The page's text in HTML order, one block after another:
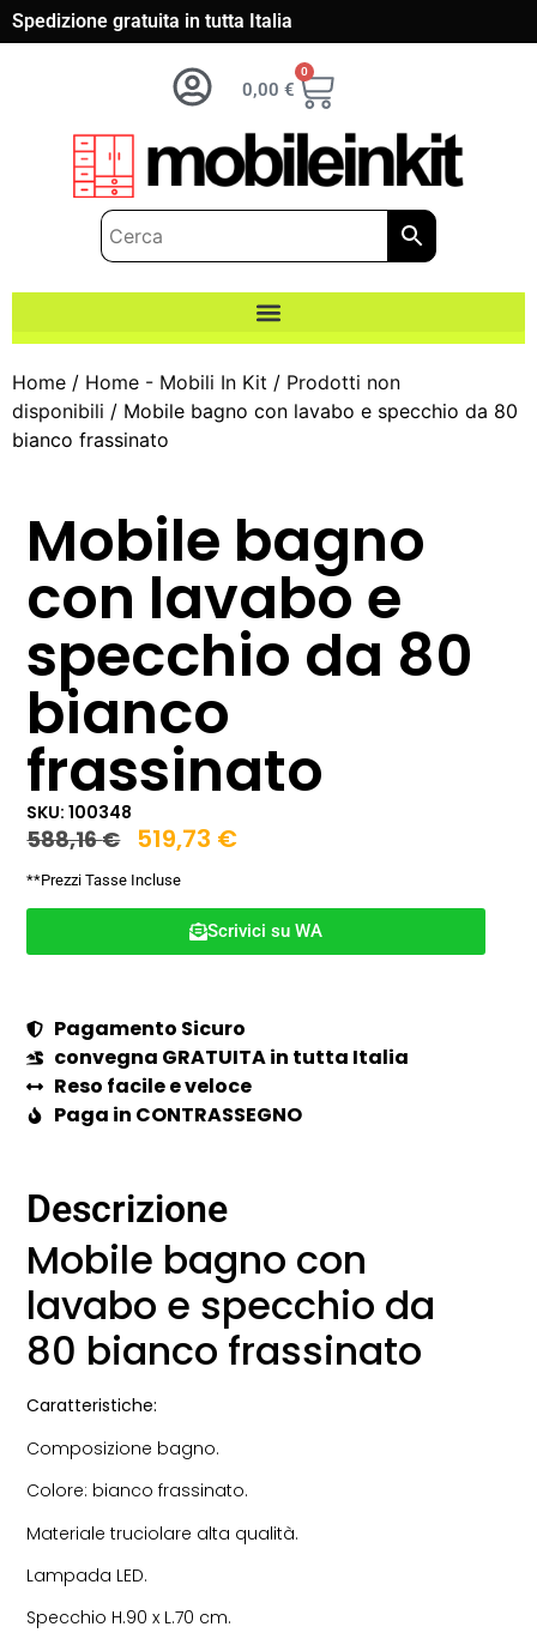
Spedizione gratuita in tutta Italia
0,00 €
0
Home / Home - Mobili In Kit / Prodotti non
disponibili / Mobile bagno con lavabo e specchio da 80
bianco frassinato
Mobile bagno
con lavabo e
specchio da 80
bianco
frassinato
SKU: 100348
588,16€ 519,73 €
**Prezzi Tasse Incluse
Scrivici su WA
Pagamento Sicuro
convegna GRATUITA in tutta Italia
Reso facile e veloce
Paga in CONTRASSEGNO
Descrizione
Mobile bagno con
lavabo e specchio da
80 bianco frassinato
Caratteristiche:
Composizione bagno.
Colore: bianco frassinato.
Materiale truciolare alta qualità.
Lampada LED.
Specchio H.90 x L.70 cm.